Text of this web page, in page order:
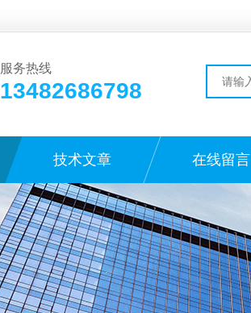
服务热线
13482686798
技术文章 在线留言